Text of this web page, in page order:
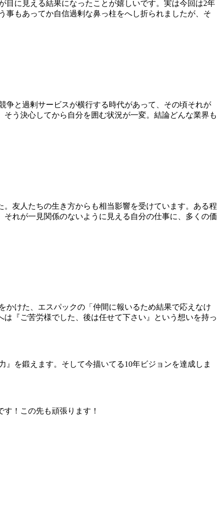
に見える結果になったことが嬉しいです。実は今回は2年
事もあってか自信過剰な鼻っ柱をへし折られましたが、そ
争と過剰サービスが横行する時代があって、その頃それが
う決心してから自分を囲む状況が一変。結論どんな業界も
友人たちの生き方からも相当影響を受けています。ある程
れが一見関係のないように見える自分の仕事に、多くの価
けた、エスパックの「仲間に報いるため結果で応えなけ
『ご苦労様でした、後は任せて下さい』という想いを持っ
を鍛えます。そして今描いてる10年ビジョンを達成しま
！この先も頑張ります！